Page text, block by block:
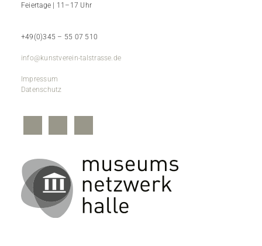
Feiertage | 11–17 Uhr
+49(0)345 – 55 07 510
info@kunstverein-talstrasse.de
Impressum
Datenschutz